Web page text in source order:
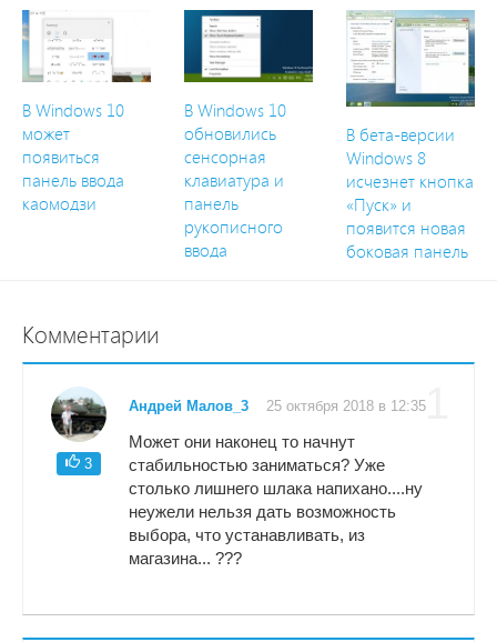
В Windows 10
может
появиться
панель ввода
каомодзи
В Windows 10
обновились
сенсорная
клавиатура и
панель
рукописного
ввода
В бета-версии
Windows 8
исчезнет кнопка
«Пуск» и
появится новая
боковая панель
Комментарии
1
3
Андрей Малов_3 25 октября 2018 в 12:35
Может они наконец то начнут
стабильностью заниматься? Уже
столько лишнего шлака напихано....ну
неужели нельзя дать возможность
выбора, что устанавливать, из
магазина... ???